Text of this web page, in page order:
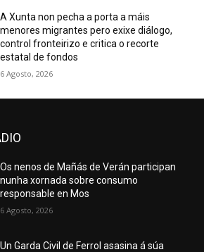
A Xunta non pecha a porta a máis
menores migrantes pero exixe diálogo,
control fronteirizo e critica o recorte
estatal de fondos
6 Agosto, 2026
Os nenos de Mañás de Verán participan
nunha xornada sobre consumo
responsable en Mos
6 Agosto, 2026
Un Garda Civil de Ferrol asasina á súa